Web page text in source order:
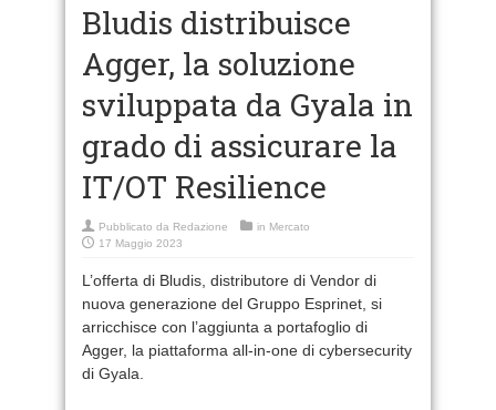
Bludis distribuisce
Agger, la soluzione
sviluppata da Gyala in
grado di assicurare la
IT/OT Resilience
Pubblicato da Redazione in Mercato
17 Maggio 2023
L’offerta di Bludis, distributore di Vendor di
nuova generazione del Gruppo Esprinet, si
arricchisce con l’aggiunta a portafoglio di
Agger, la piattaforma all-in-one di cybersecurity
di Gyala.